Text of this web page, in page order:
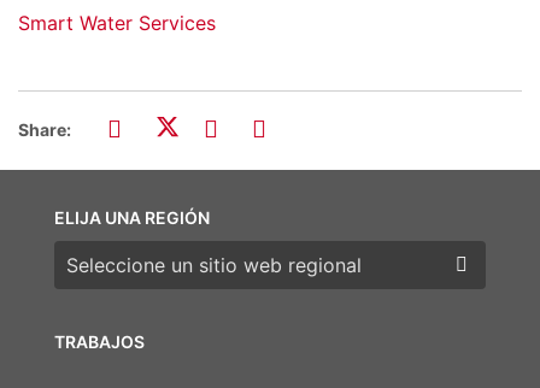
Smart Water Services
Share:
TRABAJOS
ELIJA UNA REGIÓN
Elija una región